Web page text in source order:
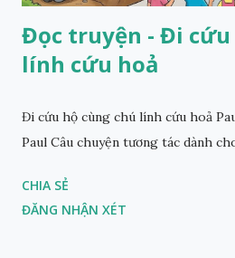
Đọc truyện - Đi cứu
lính cứu hoả
Đi cứu hộ cùng chú lính cứu hoả
Paul Câu chuyện tương tác dành
CHIA SẺ
ĐĂNG NHẬN XÉT